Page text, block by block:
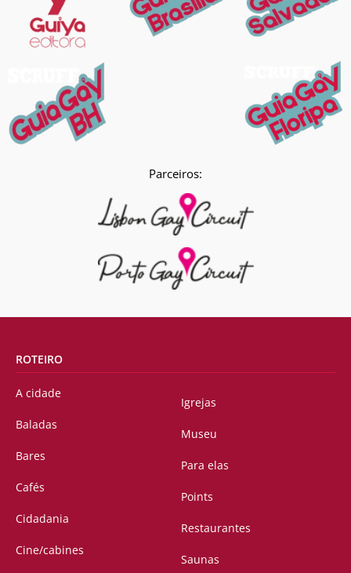
Parceiros:
ROTEIRO
A cidade
Baladas
Bares
Cafés
Cidadania
Cine/cabines
Igrejas
Museu
Para elas
Points
Restaurantes
Saunas